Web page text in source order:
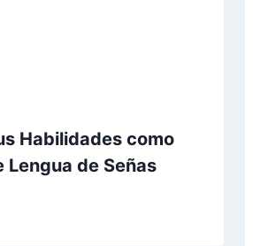
Habilidades como
de Señas